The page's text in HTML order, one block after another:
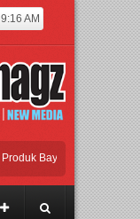
AM
dari Seluruh Dunia,
dan Housewares Asia